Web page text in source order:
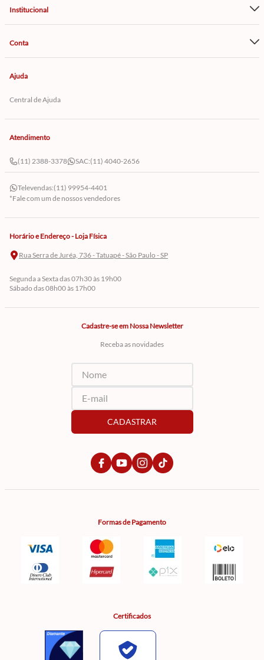
Institucional
Conta
Ajuda
Central de Ajuda
Atendimento
(11) 2388-3378 SAC:(11) 4040-2656
Televendas:(11) 99954-4401
*Fale com um de nossos vendedores
Horário e Endereço - Loja Física
Rua Serra de Juréa, 736 - Tatuapé - São Paulo - SP
Segunda a Sexta das 07h30 às 19h00
Sábado das 08h00 às 17h00
Cadastre-se em Nossa Newsletter
Receba as novidades
CADASTRAR
Formas de Pagamento
Certificados